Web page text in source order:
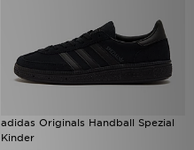
adidas Originals Handball Spezial
Kinder